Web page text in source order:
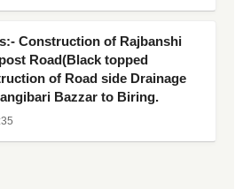
Construction of Rajbanshi
Road(Black topped
of Road side Drainage
Bazzar to Biring.